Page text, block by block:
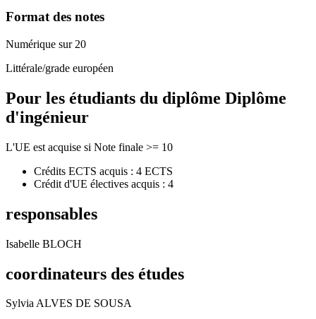
Format des notes
Numérique sur 20
Littérale/grade européen
Pour les étudiants du diplôme Diplôme
d'ingénieur
L'UE est acquise si Note finale >= 10
Crédits ECTS acquis : 4 ECTS
Crédit d'UE électives acquis : 4
responsables
Isabelle BLOCH
coordinateurs des études
Sylvia ALVES DE SOUSA